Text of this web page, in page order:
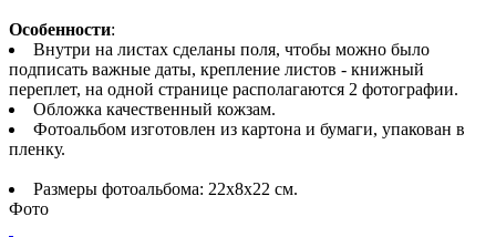
Особенности:
Внутри на листах сделаны поля, чтобы можно было
подписать важные даты, крепление листов - книжный
переплет, на одной странице располагаются 2 фотографии.
Обложка качественный кожзам.
Фотоальбом изготовлен из картона и бумаги, упакован в
пленку.
Размеры фотоальбома: 22х8х22 см.
Фото